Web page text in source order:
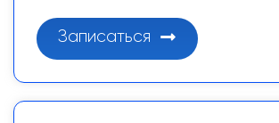
Записаться